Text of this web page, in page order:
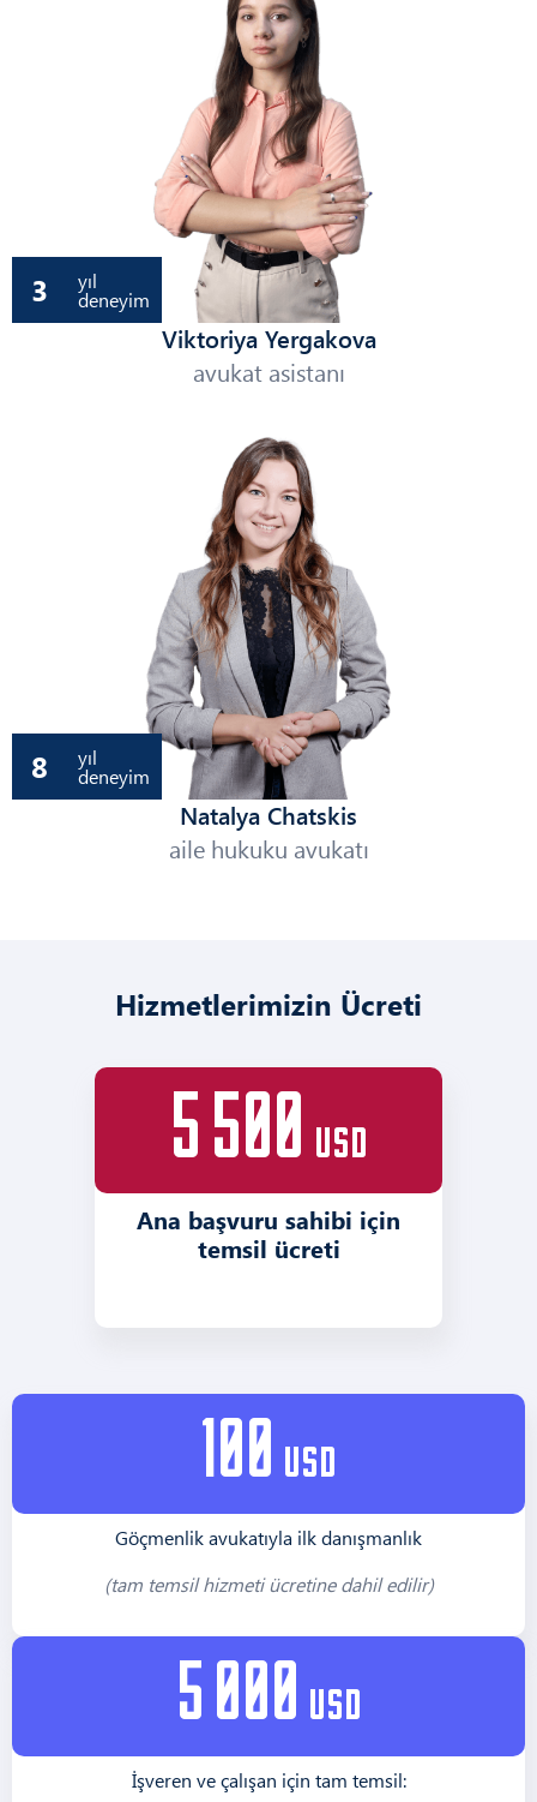
3 yıl
deneyim
Viktoriya Yergakova
avukat asistanı
8 yıl
deneyim
Natalya Chatskis
aile hukuku avukatı
Hizmetlerimizin Ücreti
5 500 usd
Ana başvuru sahibi için
temsil ücreti
100 usd
Göçmenlik avukatıyla ilk danışmanlık
(tam temsil hizmeti ücretine dahil edilir)
5 000 usd
İşveren ve çalışan için tam temsil: